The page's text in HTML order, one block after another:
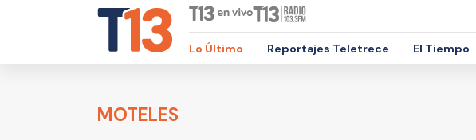
Lo Último Reportajes Teletrece El Tiempo
MOTELES